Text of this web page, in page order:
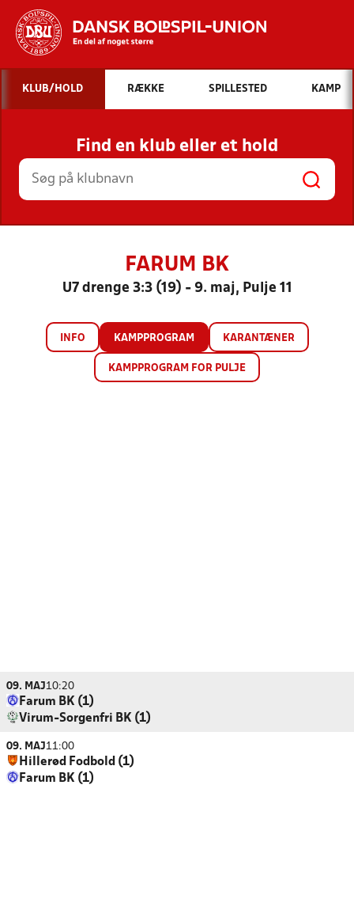
Hvad vil du søge efter?
INDHOLD OG NYHEDER
STILLINGER, RESULTATER, KLUBBER OG
HOLD
KLUB/HOLD RÆKKE SPILLESTED KAMP
Find en klub eller et hold
FARUM BK
U7 drenge 3:3 (19) - 9. maj, Pulje 11
INFO KAMPPROGRAM KARANTÆNER
KAMPPROGRAM FOR PULJE
09. MAJ10:20
Farum BK (1)
Virum-Sorgenfri BK (1)
09. MAJ11:00
Hillerød Fodbold (1)
Farum BK (1)